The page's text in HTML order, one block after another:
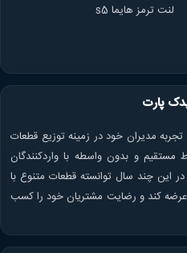
لنت ترمز هایما s5
یدک پارت
تجربه مدیران خود در زمینه توزیع قطعات
مستقیم و بدون واسطه با واردکنندگان
این چند سال توانسته قطعات متنوع با
کند و رضایت مشتریان خود را کسب